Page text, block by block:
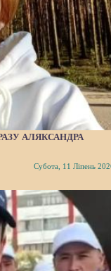
АЛЯКСАНДРА
Субота, 11 Ліпень